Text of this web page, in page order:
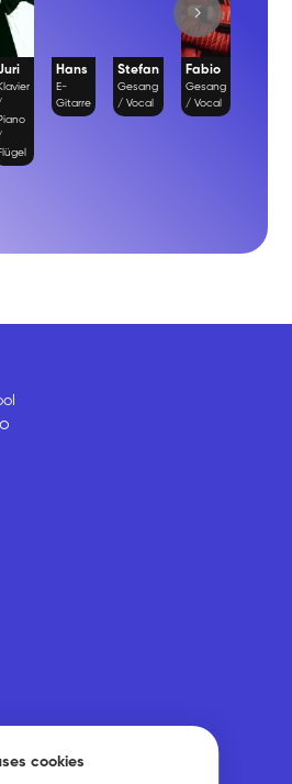
cookies
Hans
E-
Gitarre
Stefan
Gesang
/ Vocal
Fabio
Gesang
/ Vocal